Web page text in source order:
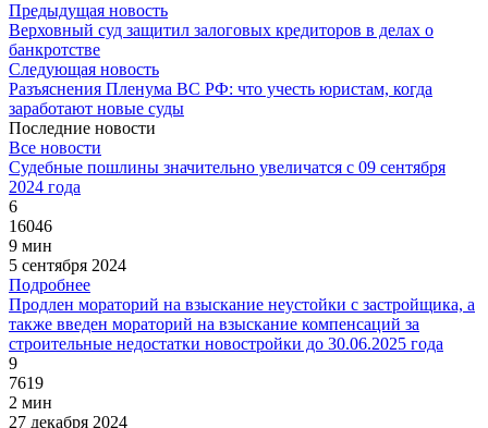
Предыдущая новость
Верховный суд защитил залоговых кредиторов в делах о
банкротстве
Следующая новость
Разъяснения Пленума ВС РФ: что учесть юристам, когда
заработают новые суды
Последние новости
Все новости
Судебные пошлины значительно увеличатся с 09 сентября
2024 года
6
16046
9 мин
5 сентября 2024
Подробнее
Продлен мораторий на взыскание неустойки с застройщика, а
также введен мораторий на взыскание компенсаций за
строительные недостатки новостройки до 30.06.2025 года
9
7619
2 мин
27 декабря 2024